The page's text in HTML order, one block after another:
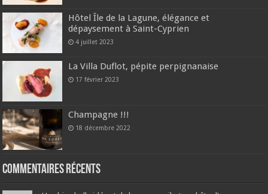
Hôtel Île de la Lagune, élégance et
dépaysement à Saint-Cyprien
4 juillet 2023
La Villa Duflot, pépite perpignanaise
17 février 2023
Champagne !!!
18 décembre 2022
Commentaires récents